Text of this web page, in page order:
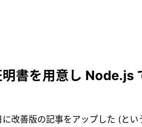
書を用意し Node.js
改善版の記事をアップした (とい